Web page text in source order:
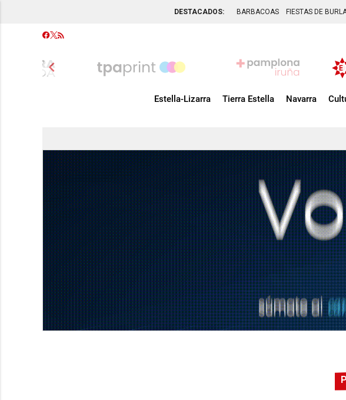
DESTACADOS: BARBACOAS FIESTAS DE
chevron_left
Estella-Lizarra Tierra Estella Navarra